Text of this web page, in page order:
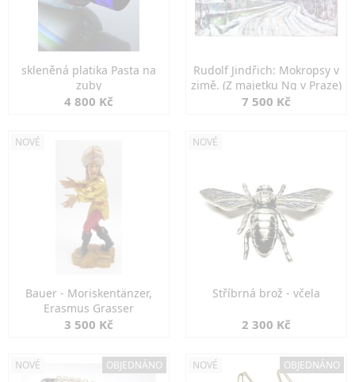
skleněná platika Pasta na
zuby
4 800 Kč
Rudolf Jindřich: Mokropsy v
zimě. (Z majetku Ng v Praze)
7 500 Kč
NOVÉ
Bauer - Moriskentänzer,
Erasmus Grasser
3 500 Kč
NOVÉ
Stříbrná brož - včela
2 300 Kč
NOVÉ OBJEDNÁNO NOVÉ OBJEDNÁNO